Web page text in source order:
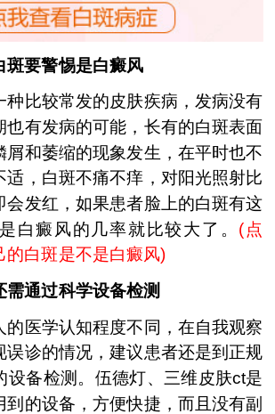
斑要警惕是白癜风
比较常发的皮肤疾病，发病没有
也有发病的可能，长有的白斑表面
屑和萎缩的现象发生，在平时也不
适，白斑不痛不痒，对阳光照射比
会发红，如果患者脸上的白斑有这
白癜风的几率就比较大了。 (点
的白斑是不是白癜风)
通过科学设备检测
医学认知程度不同，在自我观察
误诊的情况，建议患者还是到正规
设备检测。伍德灯、三维皮肤ct是
到的设备，方便快捷，而且没有副